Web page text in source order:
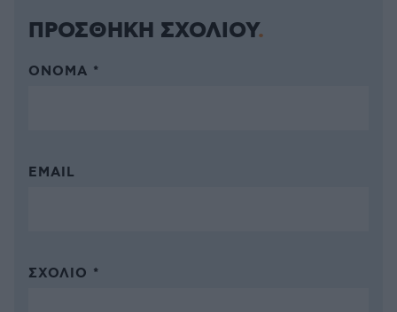
ΠΡΟΣΘΗΚΗ ΣΧΟΛΙΟΥ
ΌΝΟΜΑ *
EMAIL
ΣΧΌΛΙΟ *